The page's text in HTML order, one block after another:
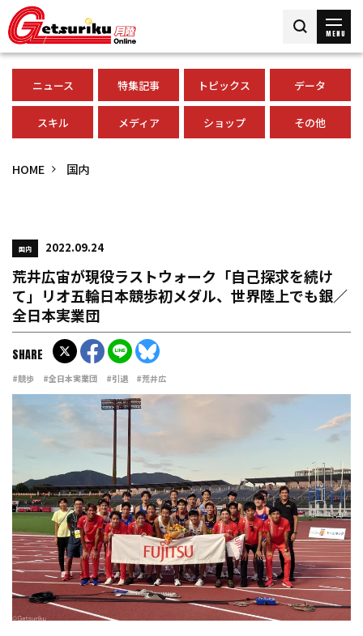
MENU
ニュース 特集記事 トピックス データ
スキル メディア ショップ その他
HOME 国内
国内 2022.09.24
荒井広宙が現役ラストウォーク「自己探求を続け
て」リオ五輪日本競歩初メダル、世界陸上でも銀／
全日本実業団
#競歩 #全日本実業団 #引退 #荒井広
SHARE